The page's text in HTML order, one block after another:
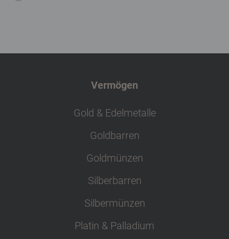
Vermögen
Gold & Edelmetalle
Goldbarren
Goldmünzen
Silberbarren
Silbermünzen
Platin & Palladium